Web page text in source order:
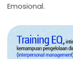
Emosional.